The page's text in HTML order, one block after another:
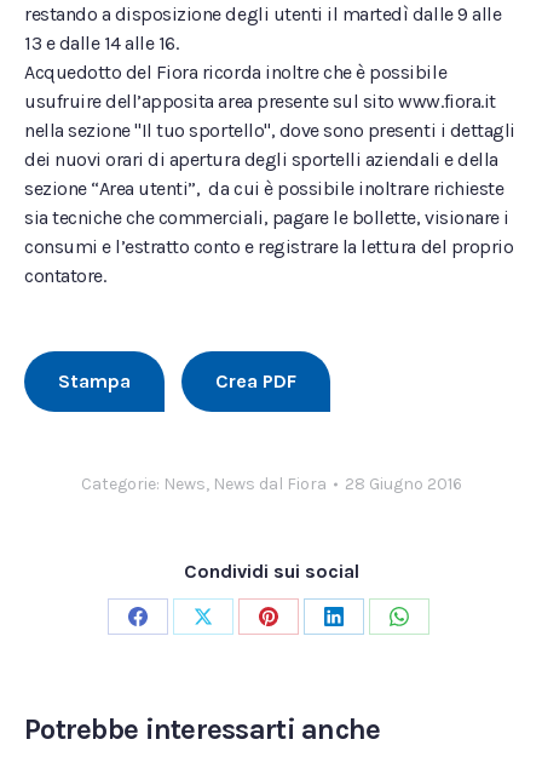
restando a disposizione degli utenti il martedì dalle 9 alle
13 e dalle 14 alle 16.
Acquedotto del Fiora ricorda inoltre che è possibile
usufruire dell’apposita area presente sul sito www.fiora.it
nella sezione "Il tuo sportello", dove sono presenti i dettagli
dei nuovi orari di apertura degli sportelli aziendali e della
sezione “Area utenti”, da cui è possibile inoltrare richieste
sia tecniche che commerciali, pagare le bollette, visionare i
consumi e l’estratto conto e registrare la lettura del proprio
contatore.
Stampa Crea PDF
Categorie: News, News dal Fiora 28 Giugno 2016
Condividi sui social
CondividiCondividiCondividiCondividiCondividi
Potrebbe interessarti anche